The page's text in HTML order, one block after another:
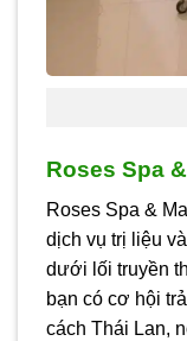
Roses Spa
Roses Spa &
dịch vụ trị liệu
dưới lối truyền
bạn có cơ hội
cách Thái Lan,